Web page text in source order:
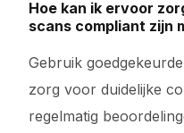
Hoe kan ik ervoor
scans compliant zijn
Gebruik
zorg voor duidelijke
regelmatig